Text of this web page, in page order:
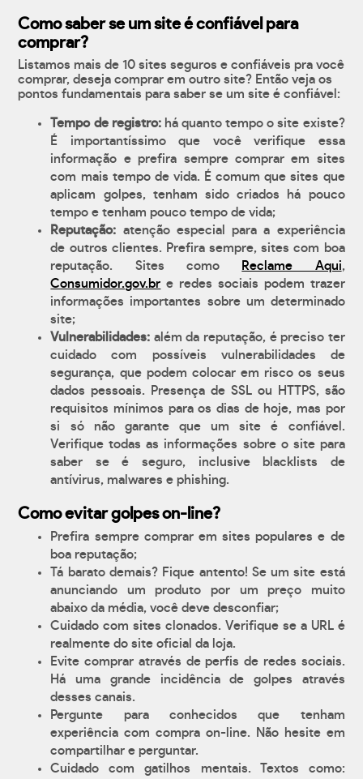
Como saber se um site é confiável para
comprar?
Listamos mais de 10 sites seguros e confiáveis pra você
comprar, deseja comprar em outro site? Então veja os
pontos fundamentais para saber se um site é confiável:
Tempo de registro:há quanto tempo o site existe?
É importantíssimo que você verifique essa
informação e prefira sempre comprar em sites
com mais tempo de vida. É comum que sites que
aplicam golpes, tenham sido criados há pouco
tempo e tenham pouco tempo de vida;
Reputação: atenção especial para a experiência
de outros clientes. Prefira sempre, sites com boa
reputação. Sites como
Reclame Aqui,
Consumidor.gov.br e redes sociais podem trazer
informações importantes sobre um determinado
site;
Vulnerabilidades: além da reputação, é preciso ter
cuidado com possíveis vulnerabilidades de
segurança, que podem colocar em risco os seus
dados pessoais. Presença de SSL ou HTTPS, são
requisitos mínimos para os dias de hoje, mas por
si só não garante que um site é confiável.
Verifique todas as informações sobre o site para
saber se é seguro, inclusive blacklists de
antívirus, malwares e phishing.
Como evitar golpes on-line?
Prefira sempre comprar em sites populares e de
boa reputação;
Tá barato demais? Fique antento! Se um site está
anunciando um produto por um preço muito
abaixo da média, você deve desconfiar;
Cuidado com sites clonados. Verifique se a URL é
realmente do site oficial da loja.
Evite comprar através de perfis de redes sociais.
Há uma grande incidência de golpes através
desses canais.
Pergunte para conhecidos que tenham
experiência com compra on-line. Não hesite em
compartilhar e perguntar.
Cuidado com gatilhos mentais. Textos como: